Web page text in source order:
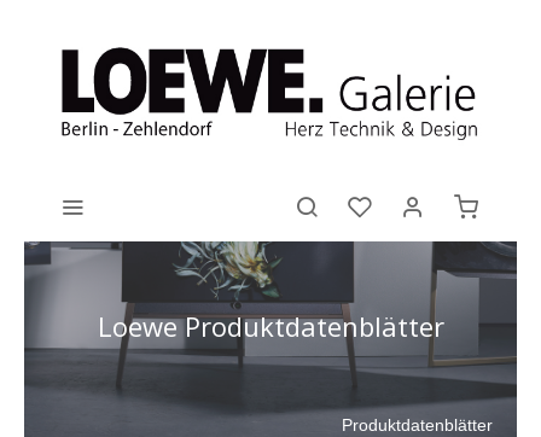
Loewe Produktdatenblätter
Produktdatenblätter